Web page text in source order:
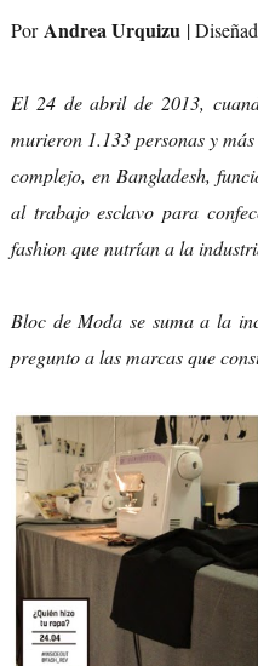
PorAndrea Urquizu|
El 24 de abril de 2013,
murieron 1.133 personas y
complejo, en Bangladesh,
al trabajo esclavo para
fashion que nutrían a la
Bloc de Moda se suma a la
pregunto a las marcas que